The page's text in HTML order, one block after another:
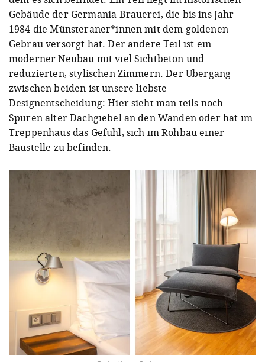
Gebäude der Germania-Brauerei, die bis ins Jahr
1984 die Münsteraner*innen mit dem goldenen
Gebräu versorgt hat. Der andere Teil ist ein
moderner Neubau mit viel Sichtbeton und
reduzierten, stylischen Zimmern. Der Übergang
zwischen beiden ist unsere liebste
Designentscheidung: Hier sieht man teils noch
Spuren alter Dachgiebel an den Wänden oder hat im
Treppenhaus das Gefühl, sich im Rohbau einer
Baustelle zu befinden.